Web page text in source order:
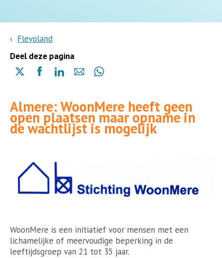
Flevoland
Deel deze pagina
Delen
(opent
in
een
nieuwe
Delen
(opent
in
een
nieuwe
Delen
(opent
in
een
nieuwe
Delen
mail
Delen
(opent
in
een
Almere: WoonMere heeft geen
open plaatsen maar opname in
de wachtlijst is mogelijk
WoonMere is een initiatief voor mensen met een
lichamelijke of meervoudige beperking in de
leeftijdsgroep van 21 tot 35 jaar.